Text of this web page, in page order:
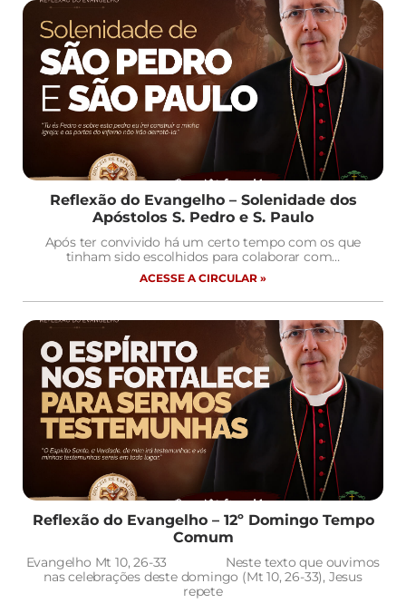
Reflexão do Evangelho – Solenidade dos
Apóstolos S. Pedro e S. Paulo
Após ter convivido há um certo tempo com os que
tinham sido escolhidos para colaborar com…
ACESSE A CIRCULAR »
Reflexão do Evangelho – 12º Domingo Tempo
Comum
Evangelho Mt 10, 26-33 Neste texto que ouvimos
nas celebrações deste domingo (Mt 10, 26-33), Jesus
repete